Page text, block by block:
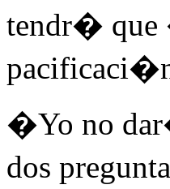
tendr� que
�Yo no
dos